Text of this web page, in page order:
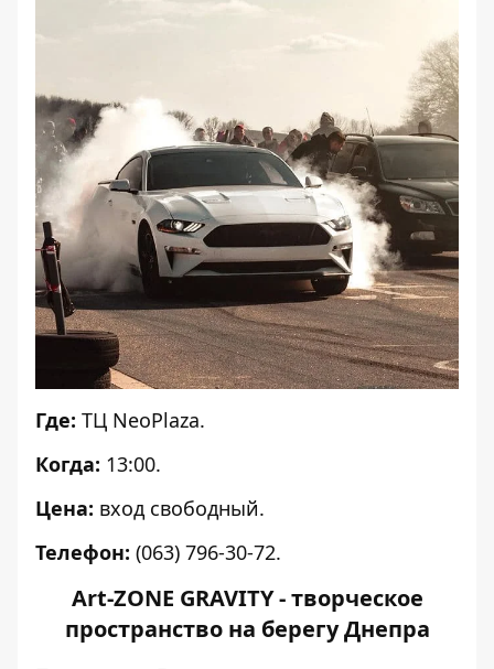
Где: ТЦ NeoPlaza.
Когда: 13:00.
Цена: вход свободный.
Телефон: (063) 796-30-72.
Art-ZONE GRAVITY - творческое
пространство на берегу Днепра